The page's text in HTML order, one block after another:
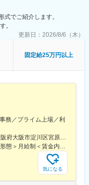
平均年齢は30代後半で
極的に意見を出し合い、
の中核企業であり、安定
実績も豊富です。
・
ットで一体感のある職場
でご紹介します。
。
更新日： 2026/8/6（木）
固定給25万円以上
務／プライム上場／利
気になる